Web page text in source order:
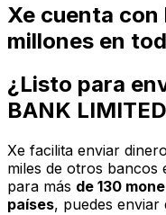
Xe cuenta
millones en
¿Listo para
BANK
Xe facilita enviar
miles de otros bancos
para más de 130
países, puedes